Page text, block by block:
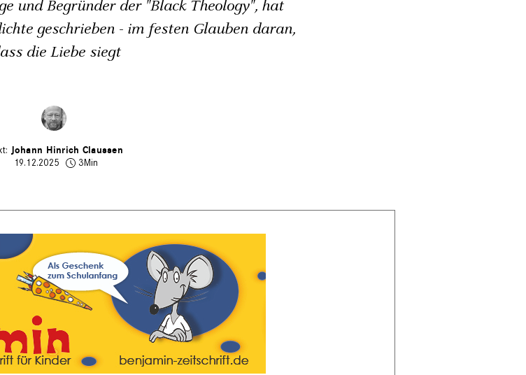
und Begründer der "Black Theology", hat
geschrieben - im festen Glauben daran,
die Liebe siegt
Johann Hinrich Claussen
19.12.2025
3Min